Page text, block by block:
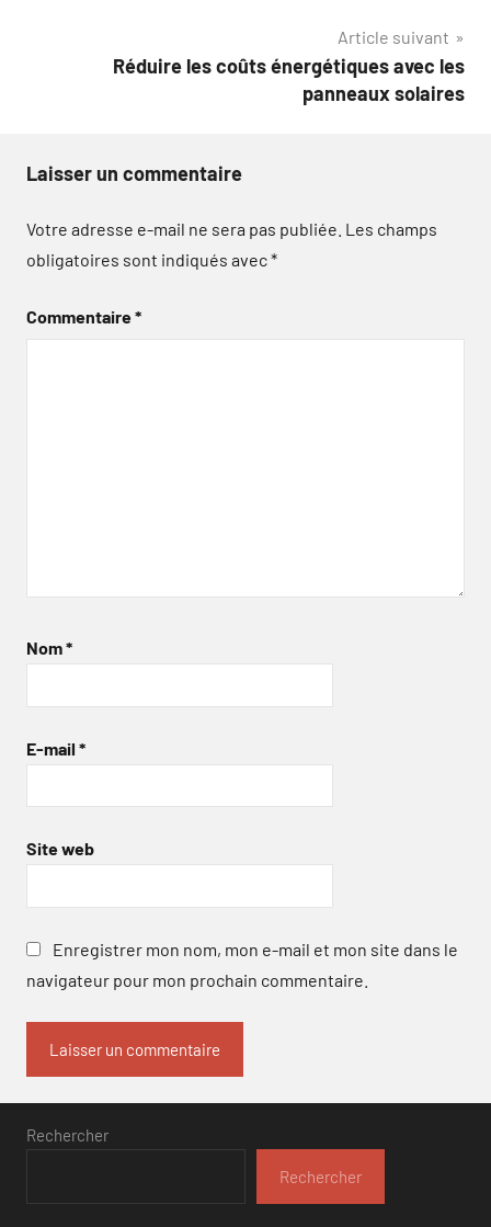
Article suivant
Réduire les coûts énergétiques avec les
panneaux solaires
Laisser un commentaire
Votre adresse e-mail ne sera pas publiée. Les champs
obligatoires sont indiqués avec*
Commentaire*
Nom*
E-mail *
Site web
Enregistrer mon nom, mon e-mail et mon site dans le
navigateur pour mon prochain commentaire.
Rechercher
Rechercher